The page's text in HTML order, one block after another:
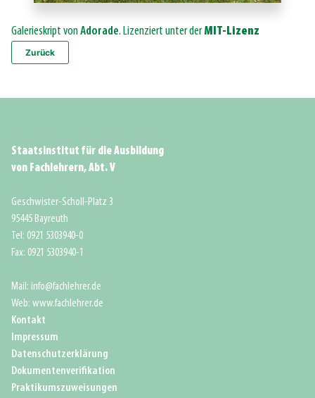
Galerieskript vonAdorade. Lizenziert unter derMIT-Lizenz
Zurück
Staatsinstitut für die Ausbildung
von Fachlehrern, Abt. V
Geschwister-Scholl-Platz 3
95445 Bayreuth
Tel: 0921 5303940-0
Fax: 0921 5303940-1
Mail: info@fachlehrer.de
Web: www.fachlehrer.de
Kontakt
Impressum
Datenschutzerklärung
Dokumentenverifikation
Praktikumszuweisungen